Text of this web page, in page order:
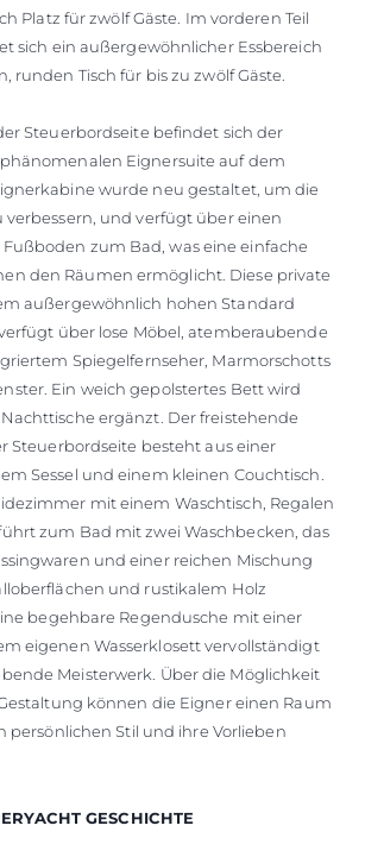
Platz für zwölf Gäste. Im vorderen Teil
sich ein außergewöhnlicher Essbereich
runden Tisch für bis zu zwölf Gäste.
Steuerbordseite befindet sich der
Eignersuite auf dem
wurde neu gestaltet, um die
und verfügt über einen
zum Bad, was eine einfache
den Räumen ermöglicht. Diese private
außergewöhnlich hohen Standard
über lose Möbel, atemberaubende
Spiegelfernseher, Marmorschotts
Ein weich gepolstertes Bett wird
ergänzt. Der freistehende
Steuerbordseite besteht aus einer
Sessel und einem kleinen Couchtisch.
mit einem Waschtisch, Regalen
zum Bad mit zwei Waschbecken, das
und einer reichen Mischung
und rustikalem Holz
begehbare Regendusche mit einer
eigenen Wasserklosett vervollständigt
Meisterwerk. Über die Möglichkeit
können die Eigner einen Raum
persönlichen Stil und ihre Vorlieben
GESCHICHTE